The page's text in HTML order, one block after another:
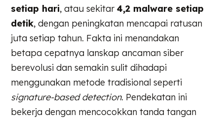
setiap hari, atau sekitar4,2 malware setiap
detik, dengan peningkatan mencapai ratusan
juta setiap tahun. Fakta ini menandakan
betapa cepatnya lanskap ancaman siber
berevolusi dan semakin sulit dihadapi
menggunakan metode tradisional seperti
signature-based detection. Pendekatan ini
bekerja dengan mencocokkan tanda tangan